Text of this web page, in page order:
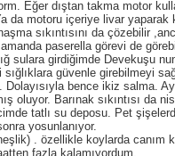
Eğer dıştan takma motor
da motoru içeriye livar yaparak
sıkıntısını da çözebilir
paserella görevi de
girdiğimde Devekuşu
sığlıklara güvenle girebilmeyi
Dolayısıyla bence ikiz salma.
oluyor. Barınak sıkıntısı da
tatlı su deposu. Pet
yosunlanıyor.
. özellikle koylarda canım
fazla kalamıyordum.